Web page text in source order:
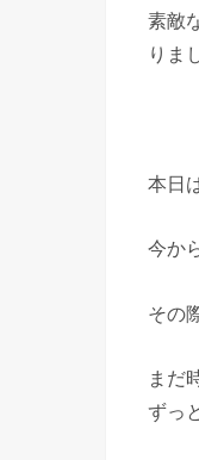
素敵
りま
本日
今か
その
まだ
ずっ